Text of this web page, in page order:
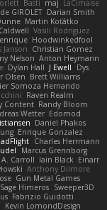
Basti maj LaCimaise
GIROLET Darian Smith
Martin Koťátko
Vasili Rodriguez
Hoodwinkedfool
Janson Christian Gomez
Nelson Anton Heymann
Dylan Hall J Ewell
Dys
Olsen Brett Williams
Somoza Hernando
Raven Realm
Content Randy Bloom
Wetter Edomod
Daniel Phakos
Enrique Gonzalez
Charles Herrmann
Marcus Grennborg
A. Carroll Iain Black Einarr
Anthony Dilmore
Gun Metal Games
Sage Himeros Sweeper3D
Fabrizio Guidotti
Kevin LomondDesign